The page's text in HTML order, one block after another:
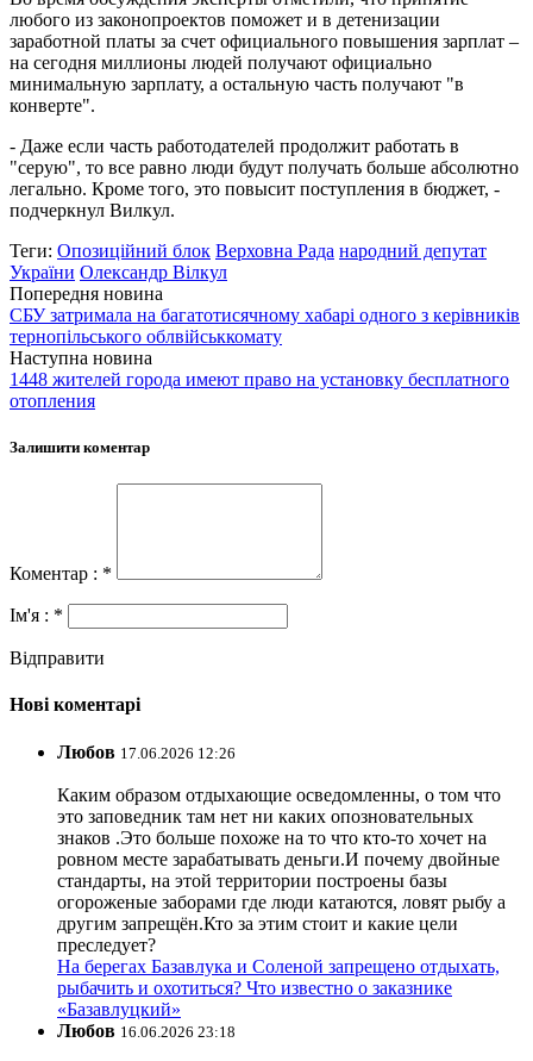
любого из законопроектов поможет и в детенизации
заработной платы за счет официального повышения зарплат –
на сегодня миллионы людей получают официально
минимальную зарплату, а остальную часть получают "в
конверте".
- Даже если часть работодателей продолжит работать в
"серую", то все равно люди будут получать больше абсолютно
легально. Кроме того, это повысит поступления в бюджет, -
подчеркнул Вилкул.
Теги: Опозиційний блок Верховна Рада народний депутат
України Олександр Вілкул
Попередня новина
СБУ затримала на багатотисячному хабарі одного з керівників
тернопільського облвійськкомату
Наступна новина
1448 жителей города имеют право на установку бесплатного
отопления
Залишити коментар
Коментар : *
Ім'я : *
Відправити
Нові коментарі
Любов 17.06.2026 12:26
Каким образом отдыхающие осведомленны, о том что
это заповедник там нет ни каких опозновательных
знаков .Это больше похоже на то что кто-то хочет на
ровном месте зарабатывать деньги.И почему двойные
стандарты, на этой территории построены базы
огороженые заборами где люди катаются, ловят рыбу а
другим запрещён.Кто за этим стоит и какие цели
преследует?
На берегах Базавлука и Соленой запрещено отдыхать,
рыбачить и охотиться? Что известно о заказнике
«Базавлуцкий»
Любов 16.06.2026 23:18